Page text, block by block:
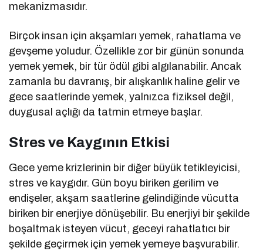
mekanizmasıdır.
Birçok insan için akşamları yemek, rahatlama ve
gevşeme yoludur. Özellikle zor bir günün sonunda
yemek yemek, bir tür ödül gibi algılanabilir. Ancak
zamanla bu davranış, bir alışkanlık haline gelir ve
gece saatlerinde yemek, yalnızca fiziksel değil,
duygusal açlığı da tatmin etmeye başlar.
Stres ve Kaygının Etkisi
Gece yeme krizlerinin bir diğer büyük tetikleyicisi,
stres ve kaygıdır. Gün boyu biriken gerilim ve
endişeler, akşam saatlerine gelindiğinde vücutta
biriken bir enerjiye dönüşebilir. Bu enerjiyi bir şekilde
boşaltmak isteyen vücut, geceyi rahatlatıcı bir
şekilde geçirmek için yemek yemeye başvurabilir.